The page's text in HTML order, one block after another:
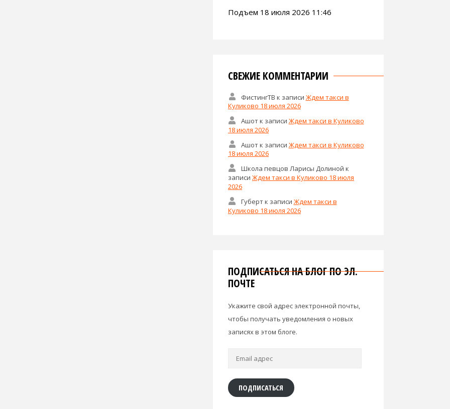
Подъем 18 июля 2026 11:46
СВЕЖИЕ КОММЕНТАРИИ
ФистингТВ к записи Ждем такси в
Куликово 18 июля 2026
Ашотк записи Ждем такси в Куликово
18 июля 2026
Ашотк записи Ждем такси в Куликово
18 июля 2026
Школа певцов Ларисы Долиной к
записи Ждем такси в Куликово 18 июля
2026
Губертк записи Ждем такси в
Куликово 18 июля 2026
ПОДПИСАТЬСЯ НА БЛОГ ПО ЭЛ.
ПОЧТЕ
Укажите свой адрес электронной почты,
чтобы получать уведомления о новых
записях в этом блоге.
ПОДПИСАТЬСЯ